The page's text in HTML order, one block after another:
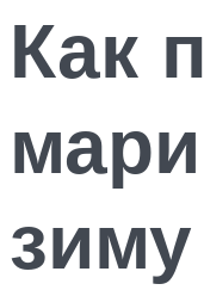
Как